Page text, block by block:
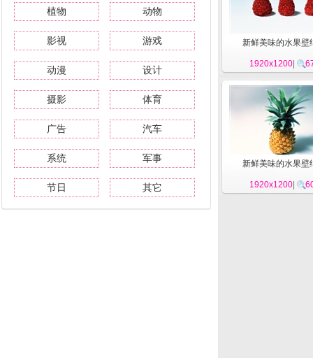
植物 动物
影视 游戏
动漫 设计
摄影 体育
广告 汽车
系统 军事
节日 其它
新鲜美味的水果壁
1920x1200
新鲜美味的水果壁
1920x1200